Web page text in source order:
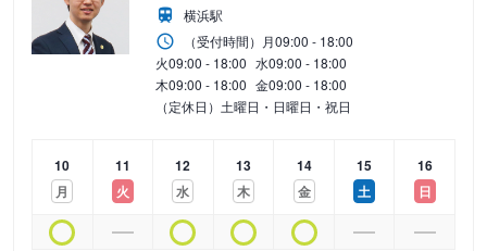
横浜駅
（受付時間） 月09:00 - 18:00
火09:00 - 18:00 水09:00 - 18:00
木09:00 - 18:00 金09:00 - 18:00
（定休日）土曜日・日曜日・祝日
10
月
11
火
12
水
13
木
14
金
15
土
16
日